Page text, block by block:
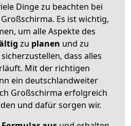
Dinge zu beachten bei
Es ist wichtig,
um alle Aspekte des
zu planen und zu
dass alles
Mit der richtigen
ein deutschlandweiter
Großschirma erfolgreich
und dafür sorgen wir.